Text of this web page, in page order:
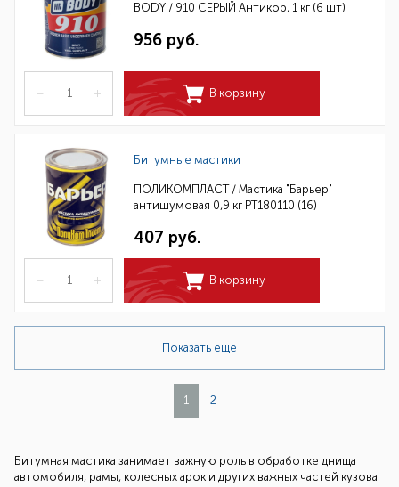
BODY / 910 СЕРЫЙ Антикор, 1 кг (6 шт)
956 руб.
– + В корзину
Битумные мастики
ПОЛИКОМПЛАСТ / Мастика "Барьер"
антишумовая 0,9 кг РТ180110 (16)
407 руб.
– + В корзину
Показать еще
1 2
Битумная мастика занимает важную роль в обработке днища
автомобиля, рамы, колесных арок и других важных частей кузова